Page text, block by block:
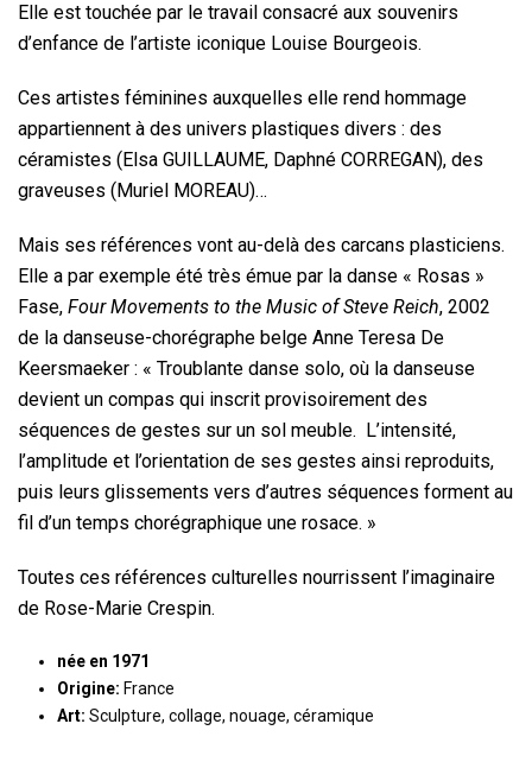
Elle est touchée par le travail consacré aux souvenirs
d’enfance de l’artiste iconique Louise Bourgeois.
Ces artistes féminines auxquelles elle rend hommage
appartiennent à des univers plastiques divers : des
céramistes (Elsa GUILLAUME, Daphné CORREGAN), des
graveuses (Muriel MOREAU)…
Mais ses références vont au-delà des carcans plasticiens.
Elle a par exemple été très émue par la danse « Rosas »
Fase, Four Movements to the Music of Steve Reich, 2002
de la danseuse-chorégraphe belge Anne Teresa De
Keersmaeker : « Troublante danse solo, où la danseuse
devient un compas qui inscrit provisoirement des
séquences de gestes sur un sol meuble. L’intensité,
l’amplitude et l’orientation de ses gestes ainsi reproduits,
puis leurs glissements vers d’autres séquences forment au
fil d’un temps chorégraphique une rosace. »
Toutes ces références culturelles nourrissent l’imaginaire
de Rose-Marie Crespin.
née en 1971
Origine: France
Art: Sculpture, collage, nouage, céramique